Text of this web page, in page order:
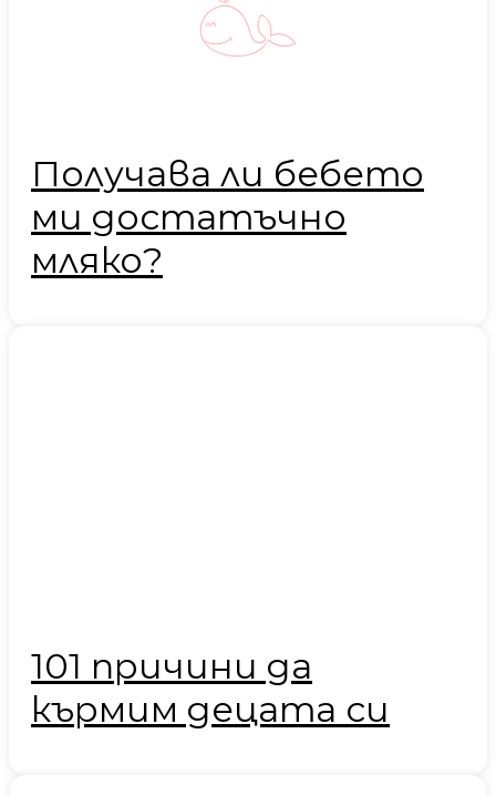
Получава ли бебето
ми достатъчно
мляко?
101 причини да
кърмим децата си